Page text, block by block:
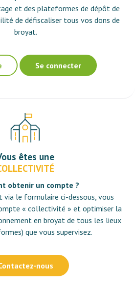
et des plateformes de dépôt de
de défiscaliser tous vos dons de
broyat.
Se connecter
êtes une
obtenir un compte ?
via le formulaire ci-dessous, vous
« collectivité » et optimiser la
en broyat de tous les lieux
que vous supervisez.
nous